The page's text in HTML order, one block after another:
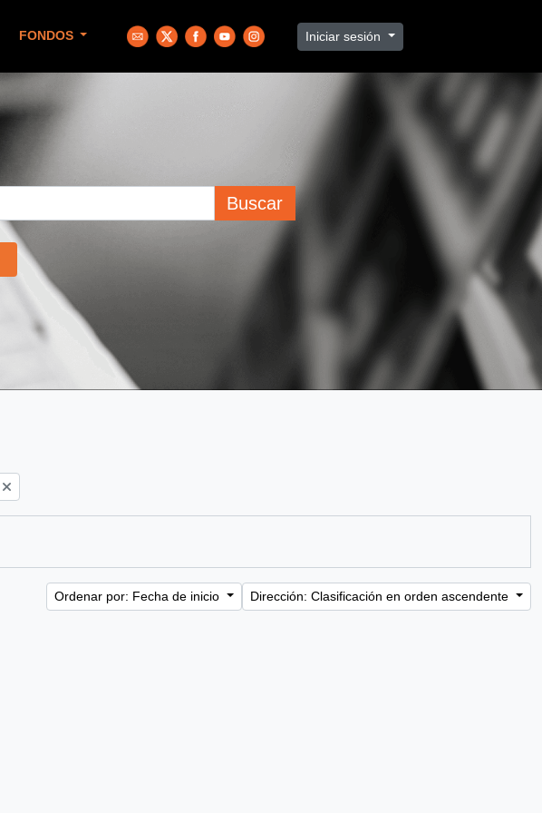
FONDOS Iniciar sesión
Buscar
Ordenar por: Fecha de inicio Dirección: Clasificación en orden ascendente